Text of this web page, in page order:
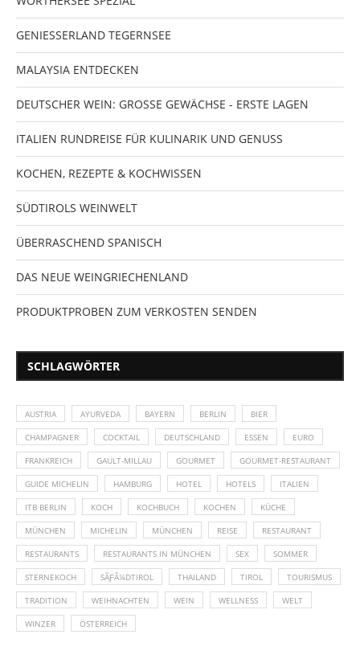
GENIESSERLAND TEGERNSEE
MALAYSIA ENTDECKEN
DEUTSCHER WEIN: GROSSE GEWÄCHSE - ERSTE LAGEN
ITALIEN RUNDREISE FÜR KULINARIK UND GENUSS
KOCHEN, REZEPTE & KOCHWISSEN
SÜDTIROLS WEINWELT
ÜBERRASCHEND SPANISCH
DAS NEUE WEINGRIECHENLAND
PRODUKTPROBEN ZUM VERKOSTEN SENDEN
SCHLAGWÖRTER
AUSTRIA AYURVEDA BAYERN BERLIN BIER
CHAMPAGNER COCKTAIL DEUTSCHLAND ESSEN EURO
FRANKREICH GAULT-MILLAU GOURMET GOURMET-RESTAURANT
GUIDE MICHELIN HAMBURG HOTEL HOTELS ITALIEN
ITB BERLIN KOCH KOCHBUCH KOCHEN KÜCHE
MÜNCHEN MICHELIN MÜNCHEN REISE RESTAURANT
RESTAURANTS RESTAURANTS IN MÜNCHEN SEX SOMMER
STERNEKOCH SÃƑÂ¼DTIROL THAILAND TIROL TOURISMUS
TRADITION WEIHNACHTEN WEIN WELLNESS WELT
WINZER ÖSTERREICH